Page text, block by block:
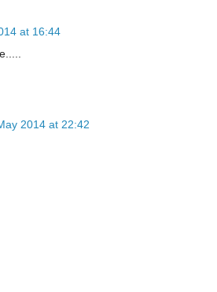
at 16:44
2014 at 22:42